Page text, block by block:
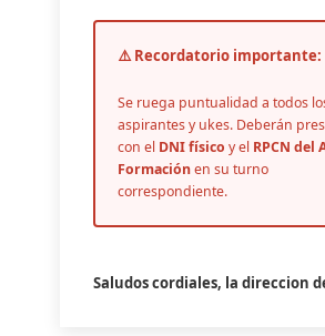
⚠️ Recordatorio importante:
Se ruega puntualidad a todos
aspirantes y ukes. Deberán
con el DNI físico y el RPCN del
Formaciónen su turno
correspondiente.
Saludos cordiales, la direccion